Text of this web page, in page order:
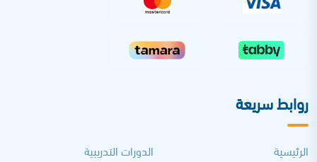
روابط سريعة
الرئيسية
الدورات التدريبية